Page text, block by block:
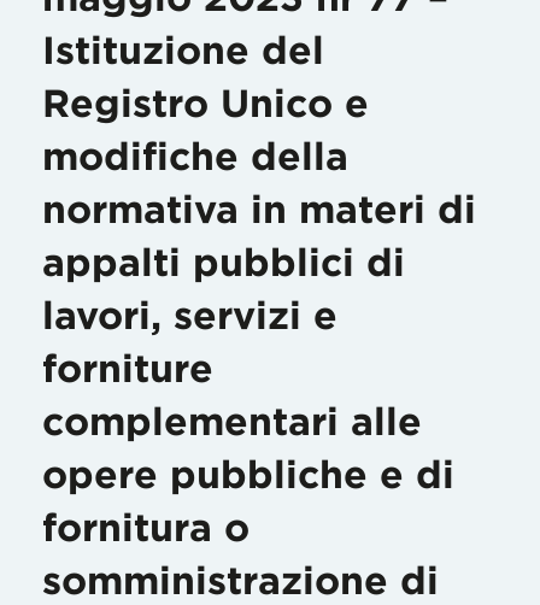
Istituzione del
Registro Unico e
modifiche della
normativa in materi di
appalti pubblici di
lavori, servizi e
forniture
complementari alle
opere pubbliche e di
fornitura o
somministrazione di